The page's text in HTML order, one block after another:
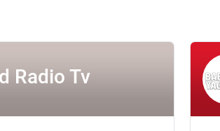
Radio Tv